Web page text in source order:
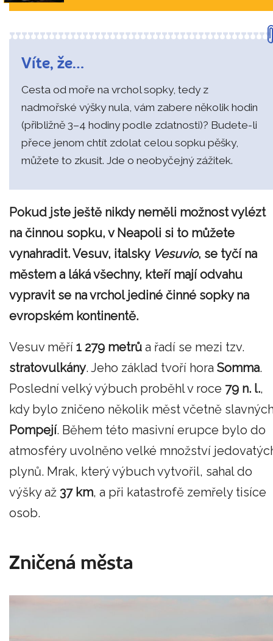
Víte, že…
Cesta od moře na vrchol sopky, tedy z
nadmořské výšky nula, vám zabere několik hodin
(přibližně 3–4 hodiny podle zdatnosti)? Budete-li
přece jenom chtít zdolat celou sopku pěšky,
můžete to zkusit. Jde o neobyčejný zážitek.
Pokud jste ještě nikdy neměli možnost vylézt
na činnou sopku, v Neapoli si to můžete
vynahradit. Vesuv, italsky Vesuvio, se tyčí na
městem a láká všechny, kteří mají odvahu
vypravit se na vrchol jediné činné sopky na
evropském kontinentě.
Vesuv měří 1 279 metrů a řadí se mezi tzv.
stratovulkány. Jeho základ tvoří hora Somma.
Poslední velký výbuch proběhl v roce 79 n. l.,
kdy bylo zničeno několik měst včetně
Pompejí. Během této masivní erupce bylo do
atmosféry uvolněno velké množství
plynů. Mrak, který výbuch vytvořil, sahal do
výšky až 37 km, a při katastrofě zemřely tisíce
osob.
Zničená města